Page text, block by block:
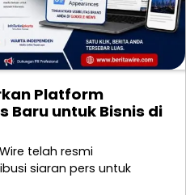
Platform
Baru untuk Bisnis di
telah resmi
siaran pers untuk